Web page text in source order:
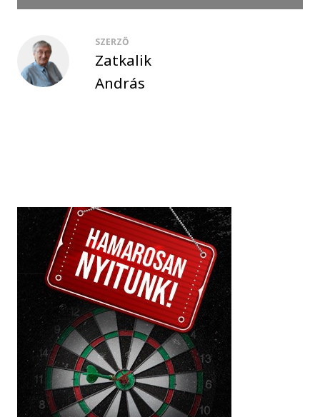
SZERZŐ
Zatkalik
András